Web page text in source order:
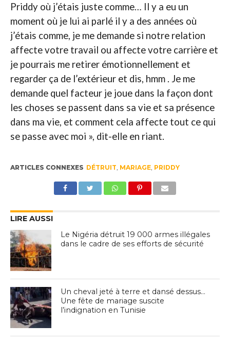
Priddy où j’étais juste comme… Il y a eu un
moment où je lui ai parlé il y a des années où
j’étais comme, je me demande si notre relation
affecte votre travail ou affecte votre carrière et
je pourrais me retirer émotionnellement et
regarder ça de l’extérieur et dis, hmm . Je me
demande quel facteur je joue dans la façon dont
les choses se passent dans sa vie et sa présence
dans ma vie, et comment cela affecte tout ce qui
se passe avec moi », dit-elle en riant.
ARTICLES CONNEXES DÉTRUIT MARIAGE, PRIDDY
LIRE AUSSI
Le Nigéria détruit 19 000 armes illégales
dans le cadre de ses efforts de sécurité
Un cheval jeté à terre et dansé dessus…
Une fête de mariage suscite
l’indignation en Tunisie